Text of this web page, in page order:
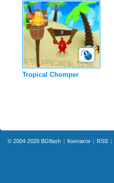
Tropical Chomper
© 2004-2026 BGflash Контакти RSS